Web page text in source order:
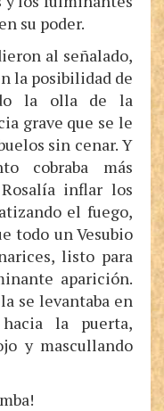
su poder.
al señalado,
la posibilidad de
la olla de la
grave que se le
sin cenar. Y
cobraba más
inflar los
el fuego,
todo un Vesubio
listo para
aparición.
se levantaba en
la puerta,
y mascullando